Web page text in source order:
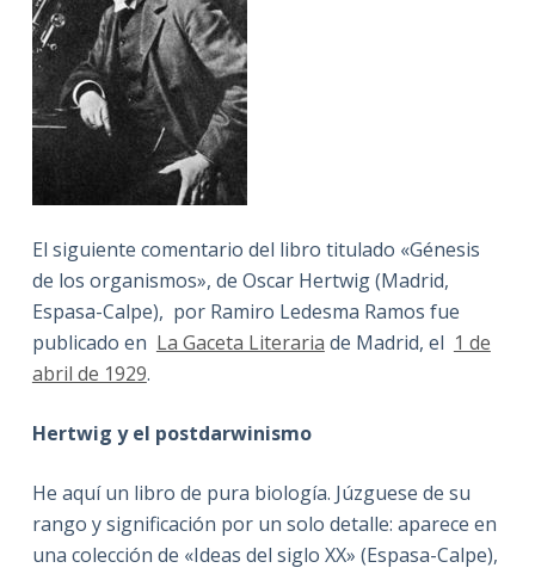
El siguiente comentario del libro titulado «Génesis
de los organismos», de Oscar Hertwig (Madrid,
Espasa-Calpe), por Ramiro Ledesma Ramos fue
publicado en La Gaceta Literaria de Madrid, el 1 de
abril de 1929.
Hertwig y el postdarwinismo
He aquí un libro de pura biología. Júzguese de su
rango y significación por un solo detalle: aparece en
una colección de «Ideas del siglo XX» (Espasa-Calpe),